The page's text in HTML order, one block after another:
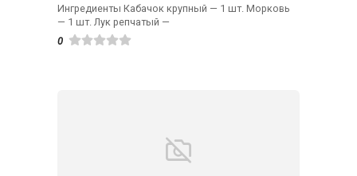
Ингредиенты Кабачок крупный — 1 шт. Морковь
— 1 шт. Лук репчатый —
0